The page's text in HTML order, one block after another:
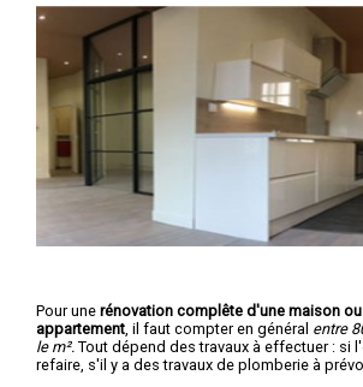
Pour une rénovation complête d'une maison
appartement , il faut compter en général entre
le m². Tout dépend des travaux à effectuer : si
refaire, s'il y a des travaux de plomberie à